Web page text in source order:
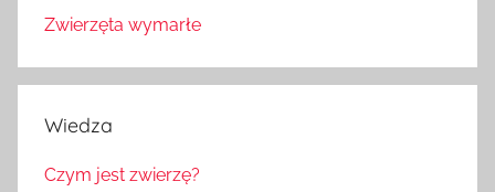
Zwierzęta wymarłe
Wiedza
Czym jest zwierzę?